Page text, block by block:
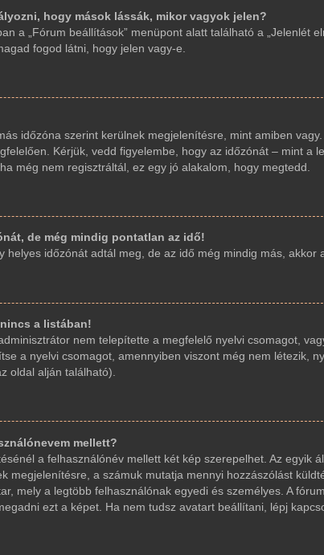
hogy mások lássák, mikor vagyok jelen?
a „Fórum beállítások” menüpont alatt található a „Jelenlét
fogod látni, hogy jelen vagy-e.
időzóna szerint kerülnek megjelenítésre, mint amiben
Kérjük, vedd figyelembe, hogy az időzónát – mint a
még nem regisztráltál, ez egy jó alakalom, hogy megtedd.
de még mindig pontatlan az idő!
helyes időzónát adtál meg, de az idő még mindig más,
a listában!
nem telepítette a megfelelő nyelvi csomagot,
a nyelvi csomagot, amennyiben viszont még nem létezik,
oldal alján található).
mellett?
a felhasználónév mellett két kép szerepelhet. Az
megjelenítésre, a számuk mutatja mennyi hozzászólást
mely a legtöbb felhasználónak egyedi és személyes. A
ezt a képet. Ha nem tudsz avatart beállítani, lépj